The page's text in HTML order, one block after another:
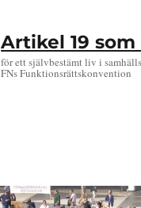
Artikel 19
för ett självbestämt liv i
FNs Funktionsrättskonvention